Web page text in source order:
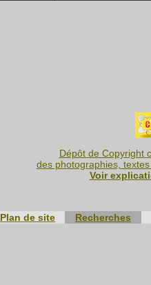
Dépôt de Copyright
des photographies,
Voir
Plan de site Recherches